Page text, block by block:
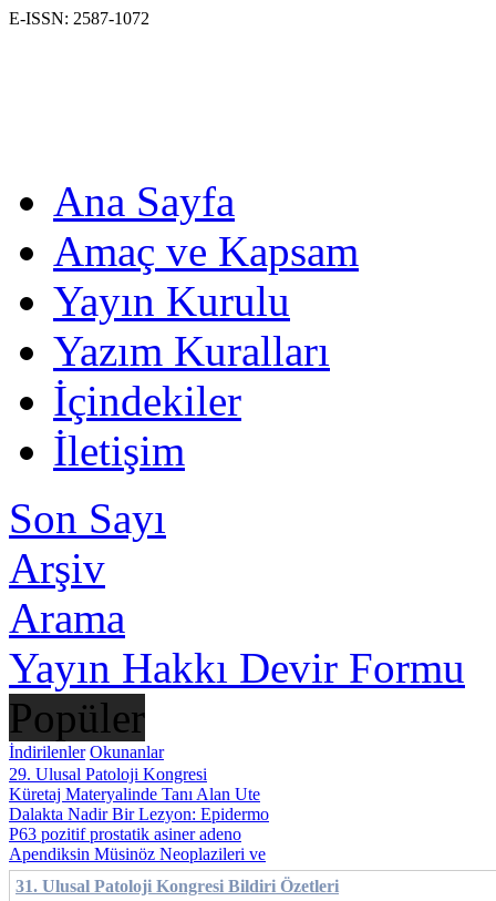
E-ISSN: 2587-1072
Ana Sayfa
Amaç ve Kapsam
Yayın Kurulu
Yazım Kuralları
İçindekiler
İletişim
Son Sayı
Arşiv
Arama
Yayın Hakkı Devir Formu
Popüler
İndirilenler Okunanlar
29. Ulusal Patoloji Kongresi
Küretaj Materyalinde Tanı Alan Ute
Dalakta Nadir Bir Lezyon: Epidermo
P63 pozitif prostatik asiner adeno
Apendiksin Müsinöz Neoplazileri ve
31. Ulusal Patoloji Kongresi Bildiri Özetleri